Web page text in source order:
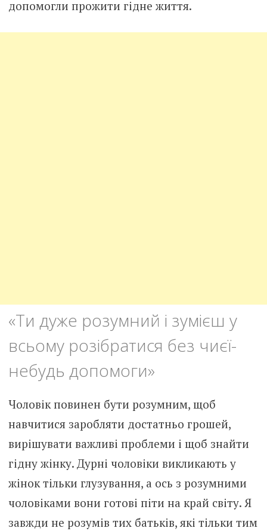
допомогли прожити гідне життя.
«Ти дуже розумний і зумієш у
всьому розібратися без чиєї-
небудь допомоги»
Чоловік повинен бути розумним, щоб
навчитися заробляти достатньо грошей,
вирішувати важливі проблеми і щоб знайти
гідну жінку. Дурні чоловіки викликають у
жінок тільки глузування, а ось з розумними
чоловіками вони готові піти на край світу. Я
завжди не розумів тих батьків, які тільки тим